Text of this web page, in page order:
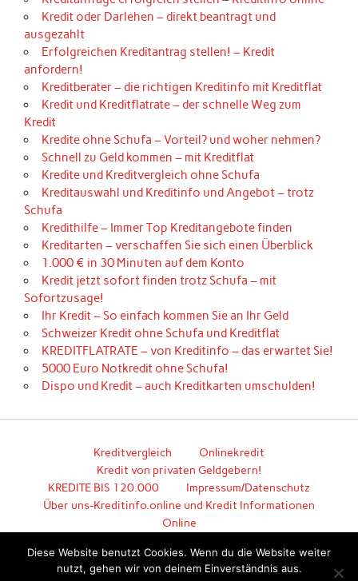
Kredit oder Darlehen – direkt beantragt und
ausgezahlt
Erfolgreichen Kreditantrag stellen! – Kredit
anfordern!
Kreditberater – die richtigen Kreditinfo mit Kreditflat
Kredit und Kreditflatrate – der schnelle Weg zum
Kredit
Kredite ohne Schufa – Vorteil? und woher nehmen?
Schnell zu Geld kommen – mit Kreditflat
Kredite und Kreditvergleich ohne Schufa
Kreditauswahl und Kreditinfo und Angebot – trotz
Schufa
Kredithilfe – Immer Top Kreditangebote finden
Kreditarten – verschaffen Sie sich einen Überblick
1.000 € in 30 Minuten auf dem Konto
Kredit jetzt sofort finden trotz Schufa – mit
Sofortzusage!
Ihr Kredit – So einfach kommen Sie an Ihr Geld
Schweizer Kredit ohne Schufa und Kreditflat
KREDITFLATRATE – von Kreditinfo – das erwartet Sie!
5000 Euro Notkredit ohne Schufa!
Dispo und Kredit – auch Kreditkarten umschulden!
Kreditvergleich
Onlinekredit
Kredit von privaten Geldgebern!
KREDITE BIS 120.000
Impressum/Datenschutz
Über uns-Kreditinfo.online und Kredit Informationen
Online
Diese Website benutzt Cookies. Wenn du die Website weiter
nutzt, gehen wir von deinem Einverständnis aus.